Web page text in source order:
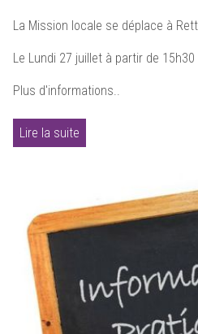
La Mission locale se déplace à
Le Lundi 27 juillet à partir de
Plus d'informations..
Lire la suite